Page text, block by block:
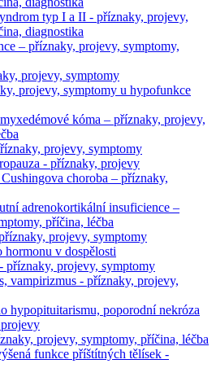
typ I a II - příznaky, projevy,
diagnostika
– příznaky, projevy, symptomy,
projevy, symptomy
projevy, symptomy u hypofunkce
kóma – příznaky, projevy,
projevy, symptomy
- příznaky, projevy
choroba – příznaky,
adrenokortikální insuficience –
příčina, léčba
projevy, symptomy
hormonu v dospělosti
příznaky, projevy, symptomy
vampirizmus - příznaky, projevy,
hypopituitarismu, poporodní nekróza
projevy, symptomy, příčina, léčba
funkce příštítných tělísek -